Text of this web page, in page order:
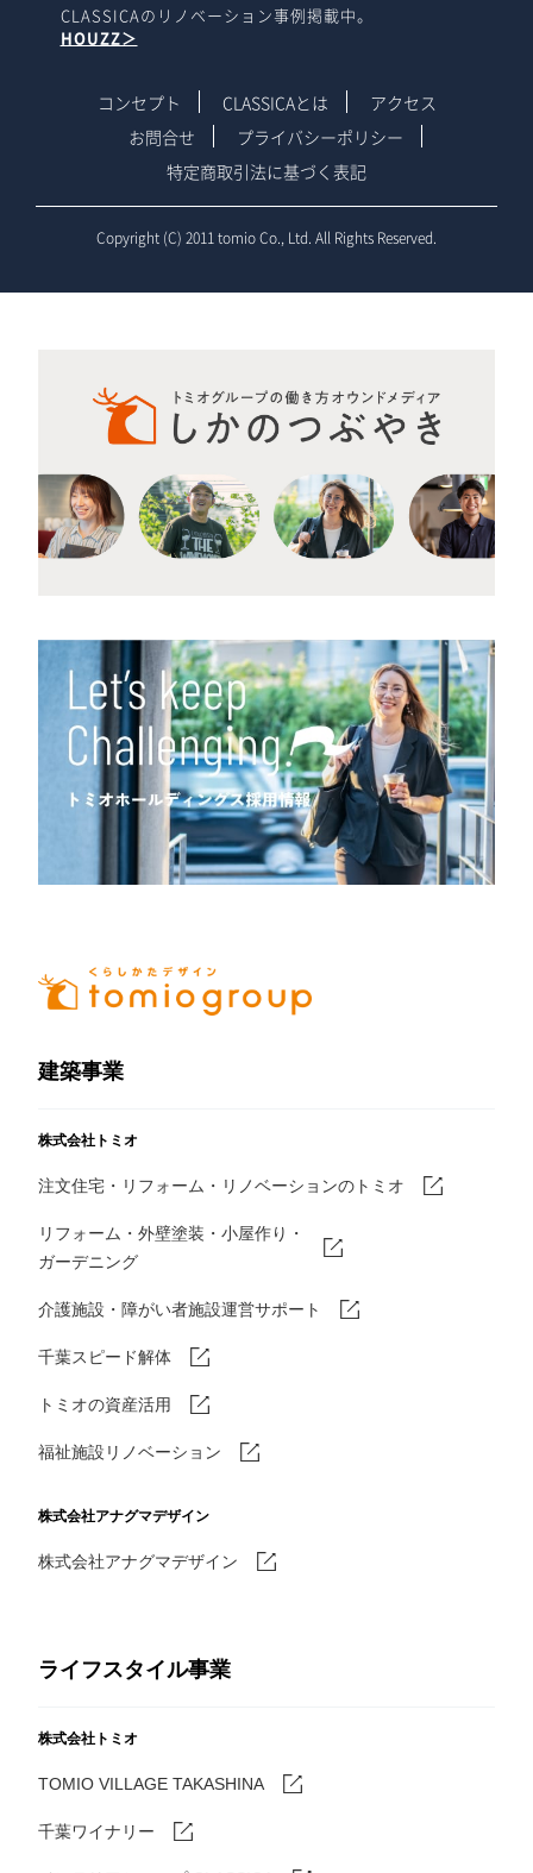
CLASSICAのリノベーション事例掲載中。
HOUZZ＞
コンセプト CLASSICAとは
アクセス
お問合せ
プライバシーポリシー
特定商取引法に基づく表記
Copyright (C) 2011 tomio Co., Ltd. All Rights Reserved.
建築事業
株式会社トミオ
注文住宅・リフォーム・リノベーションのトミオ
リフォーム・外壁塗装・小屋作り・
ガーデニング
介護施設・障がい者施設運営サポート
千葉スピード解体
トミオの資産活用
福祉施設リノベーション
株式会社アナグマデザイン
株式会社アナグマデザイン
ライフスタイル事業
株式会社トミオ
TOMIO VILLAGE TAKASHINA
千葉ワイナリー